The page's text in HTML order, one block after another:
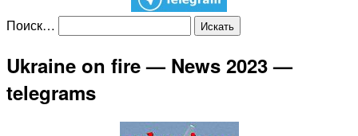
Поиск…
Ukraine on fire — News 2023 —
telegrams